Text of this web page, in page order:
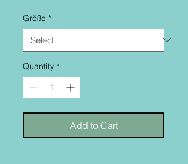
Größe *
Quantity *
Add to Cart